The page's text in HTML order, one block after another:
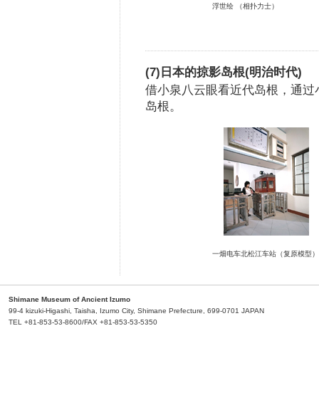
浮世绘 （相扑力士）
(7)日本的掠影岛根(明治时代)
借小泉八云眼看近代岛根，通
岛根。
一畑电车北松江车站（复原模型）
Shimane Museum of Ancient Izumo
99-4 kizuki-Higashi, Taisha, Izumo City, Shimane Prefecture, 699-0701 JAPAN
TEL +81-853-53-8600/FAX +81-853-53-5350